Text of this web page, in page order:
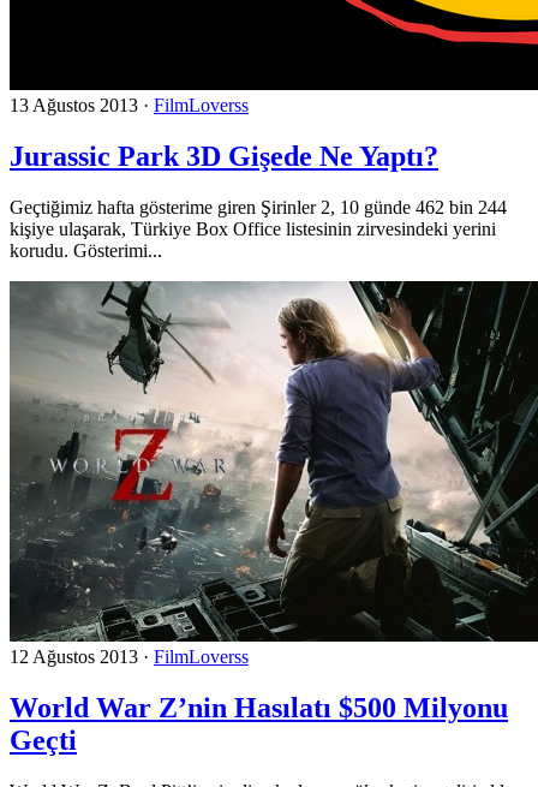
13 Ağustos 2013 · FilmLoverss
Jurassic Park 3D Gişede Ne Yaptı?
Geçtiğimiz hafta gösterime giren Şirinler 2, 10 günde 462 bin 244
kişiye ulaşarak, Türkiye Box Office listesinin zirvesindeki yerini
korudu. Gösterimi...
12 Ağustos 2013 · FilmLoverss
World War Z’nin Hasılatı $500 Milyonu
Geçti